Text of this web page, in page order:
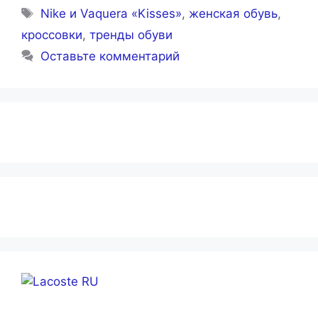
Метки
Nike и Vaquera «Kisses», женская обувь,
кроссовки, тренды обуви
Оставьте комментарий